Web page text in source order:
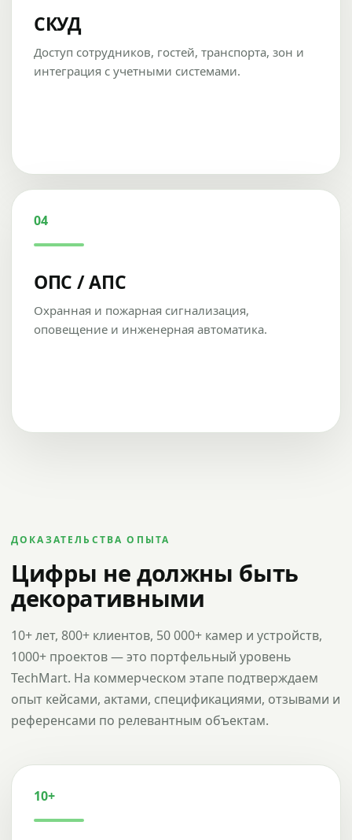
СКУД
Доступ сотрудников, гостей, транспорта, зон и
интеграция с учетными системами.
04
ОПС / АПС
Охранная и пожарная сигнализация,
оповещение и инженерная автоматика.
ДОКАЗАТЕЛЬСТВА ОПЫТА
Цифры не должны быть
декоративными
10+ лет, 800+ клиентов, 50 000+ камер и устройств,
1000+ проектов — это портфельный уровень
TechMart. На коммерческом этапе подтверждаем
опыт кейсами, актами, спецификациями, отзывами и
референсами по релевантным объектам.
10+